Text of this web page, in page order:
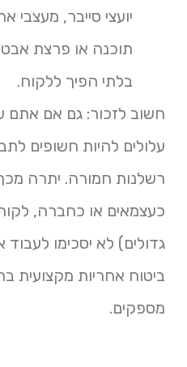
תוכנה או פרצת
בלתי הפיך ללקוח.
חשוב לזכור: גם אם אתם
עלולים להיות חשופים
רשלנות חמורה. יתרה
כעצמאים או כחברה,
גדולים) לא יסכימו
ביטוח אחריות מקצועית
מספקים.